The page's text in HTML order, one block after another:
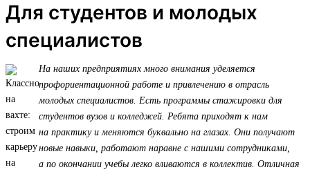
Для студентов и молодых
специалистов
На наших предприятиях много внимания уделяется
профориентационной работе и привлечению в отрасль
молодых специалистов. Есть программы стажировки для
студентов вузов и колледжей. Ребята приходят к нам
на практику и меняются буквально на глазах. Они получают
новые навыки, работают наравне с нашими сотрудниками,
а по окончании учебы легко вливаются в коллектив. Отличная